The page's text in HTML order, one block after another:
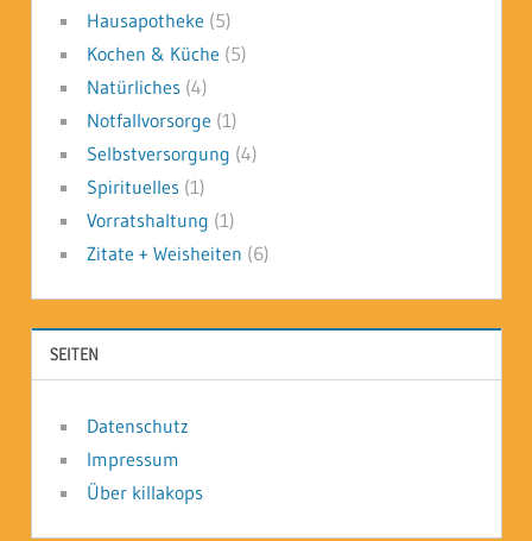
Hausapotheke (5)
Kochen & Küche (5)
Natürliches(4)
Notfallvorsorge (1)
Selbstversorgung (4)
Spirituelles(1)
Vorratshaltung (1)
Zitate + Weisheiten (6)
SEITEN
Datenschutz
Impressum
Über killakops